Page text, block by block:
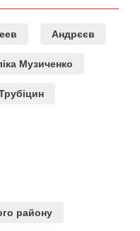
Андрєєв
Музиченко
району